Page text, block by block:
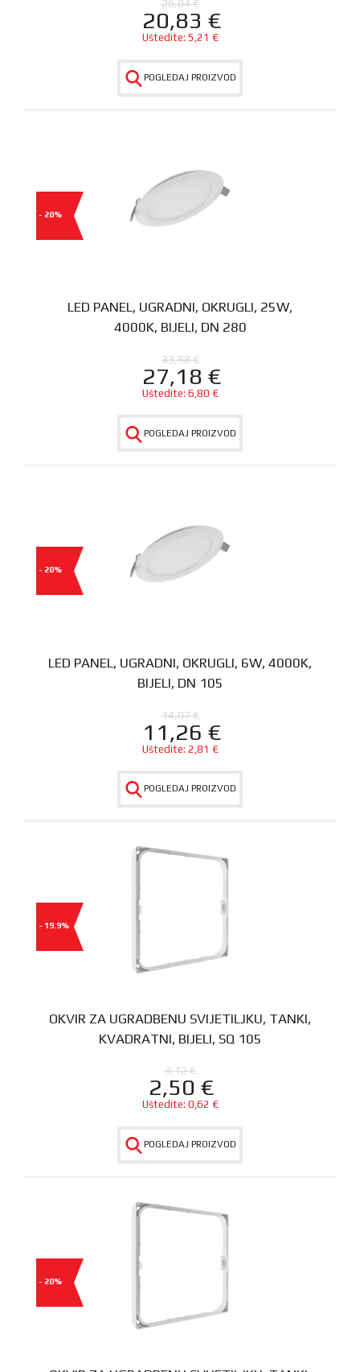
26,04€
20,83 €
Uštedite: 5,21 €
POGLEDAJ PROIZVOD
- 20%
LED PANEL, UGRADNI, OKRUGLI, 25W,
4000K, BIJELI, DN 280
33,98€
27,18 €
Uštedite: 6,80 €
POGLEDAJ PROIZVOD
- 20%
LED PANEL, UGRADNI, OKRUGLI, 6W, 4000K,
BIJELI, DN 105
14,07€
11,26 €
Uštedite: 2,81 €
POGLEDAJ PROIZVOD
- 19.9%
OKVIR ZA UGRADBENU SVIJETILJKU, TANKI,
KVADRATNI, BIJELI, SQ 105
3,12€
2,50 €
Uštedite: 0,62 €
POGLEDAJ PROIZVOD
- 20%